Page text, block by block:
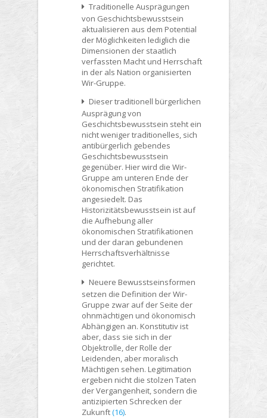
Traditionelle Ausprägungen
von Geschichtsbewusstsein
aktualisieren aus dem Potential
der Möglichkeiten lediglich die
Dimensionen der staatlich
verfassten Macht und Herrschaft
in der als Nation organisierten
Wir-Gruppe.
Dieser traditionell bürgerlichen
Ausprägung von
Geschichtsbewusstsein steht ein
nicht weniger traditionelles, sich
antibürgerlich gebendes
Geschichtsbewusstsein
gegenüber. Hier wird die Wir-
Gruppe am unteren Ende der
ökonomischen Stratifikation
angesiedelt. Das
Historizitätsbewusstsein ist auf
die Aufhebung aller
ökonomischen Stratifikationen
und der daran gebundenen
Herrschaftsverhältnisse
gerichtet.
Neuere Bewusstseinsformen
setzen die Definition der Wir-
Gruppe zwar auf der Seite der
ohnmächtigen und ökonomisch
Abhängigen an. Konstitutiv ist
aber, dass sie sich in der
Objektrolle, der Rolle der
Leidenden, aber moralisch
Mächtigen sehen. Legitimation
ergeben nicht die stolzen Taten
der Vergangenheit, sondern die
antizipierten Schrecken der
Zukunft(16).